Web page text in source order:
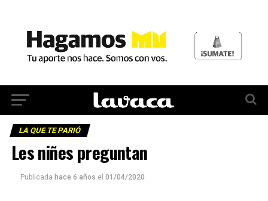
LA QUE TE PARIÓ
Les niñes preguntan
Publicada hace 6 años el 01/04/2020